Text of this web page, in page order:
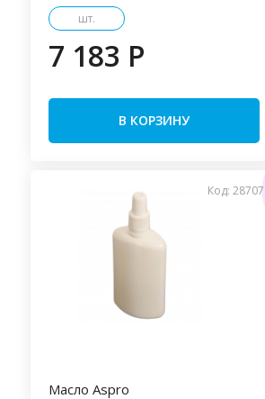
шт.
7 183 P
В КОРЗИНУ
Код: 28707
Масло Aspro